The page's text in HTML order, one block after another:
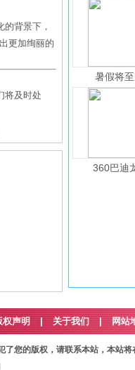
背景下，
更加绚丽的
将及时处
暑假将至
360巴迪
权声明 | 关于我们 网站
您的版权，请联系本站，本站将